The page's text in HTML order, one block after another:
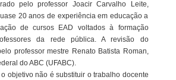
pelo professor Joacir Carvalho Leite,
20 anos de experiência em educação a
de cursos EAD voltados à formação
da rede pública. A revisão do
professor mestre Renato Batista Roman,
do ABC (UFABC).
objetivo não é substituir o trabalho docente